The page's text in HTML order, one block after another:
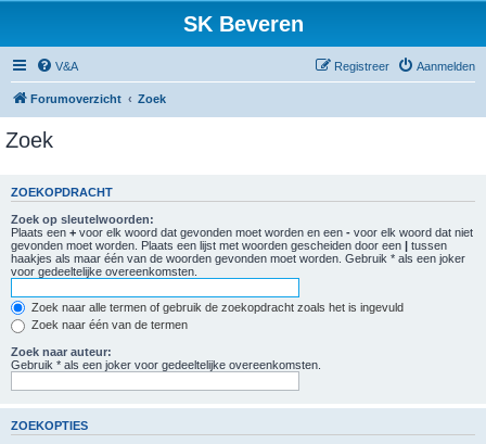
SK Beveren
V&A Aanmelden
Registreer
Forumoverzicht Zoek
Zoek
ZOEKOPDRACHT
Zoek op sleutelwoorden:
Plaats een + voor elk woord dat gevonden moet worden en een - voor elk woord dat niet
gevonden moet worden. Plaats een lijst met woorden gescheiden door een | tussen
haakjes als maar één van de woorden gevonden moet worden. Gebruik * als een joker
voor gedeeltelijke overeenkomsten.
Zoek naar alle termen of gebruik de zoekopdracht zoals het is ingevuld
Zoek naar één van de termen
Zoek naar auteur:
Gebruik * als een joker voor gedeeltelijke overeenkomsten.
ZOEKOPTIES